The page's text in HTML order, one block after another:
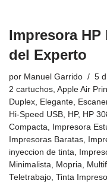
Impresora HP
del Experto
por Manuel Garrido
5
2 cartuchos Apple Air
Duplex Elegante
Hi-Speed USB HP, HP
Compacta
Impresora
Impresoras Baratas
inyeccion de tinta
Minimalista
Mopria
Teletrabajo Tinta